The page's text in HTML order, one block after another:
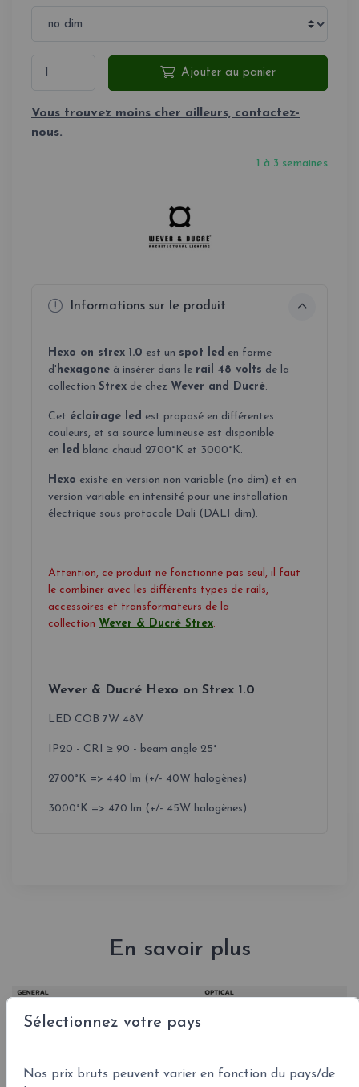
Sélectionnez votre pays
Nos prix bruts peuvent varier en fonction du pays/de
Ajouter au panier
Vous trouvez moins cher ailleurs, contactez-
nous.
1 à 3 semaines
Informations sur le produit
Hexo on strex 1.0 est un spot led en forme
d' hexagone à insérer dans le rail 48 volts de la
collection Strex de chez Wever and Ducré.
Cet éclairage led est proposé en différentes
couleurs, et sa source lumineuse est disponible
en
led blanc chaud 2700°K et 3000°K.
Hexo existe en version non variable (no dim) et en
version variable en intensité pour une installation
électrique sous protocole Dali (DALI dim).
Attention, ce produit ne fonctionne pas seul, il faut
le combiner avec les différents types de rails,
accessoires et transformateurs de la
collection Wever & Ducré Strex.
Wever & Ducré Hexo on Strex 1.0
LED COB 7W 48V
IP20 - CRI ≥ 90 - beam angle 25°
2700°K => 440 lm (+/- 40W halogènes)
3000°K => 470 lm (+/- 45W halogènes)
En savoir plus